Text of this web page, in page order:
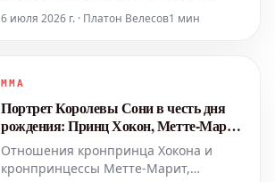
обнадеживающие признаки
Испании превысила 2600 особей.
определенные территории, и одной из
таких
6 июля 2026 г. · Платон Велесов1 мин
MMA
Портрет Королевы Сони в честь дня
рождения: Принц Хокон, Метте-Марит
и их испытания
Отношения кронпринца Хокона и
кронпринцессы Метте-Марит,